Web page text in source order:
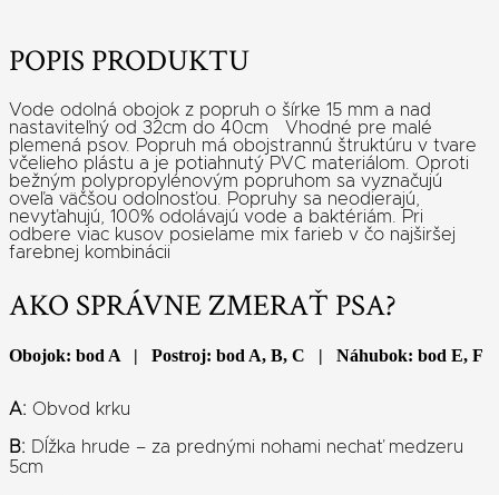
POPIS PRODUKTU
Vode odolná obojok z popruh o šírke 15 mm a nad
nastaviteľný od 32cm do 40cm Vhodné pre malé
plemená psov. Popruh má obojstrannú štruktúru v tvare
včelieho plástu a je potiahnutý PVC materiálom. Oproti
bežným polypropylénovým popruhom sa vyznačujú
oveľa väčšou odolnosťou. Popruhy sa neodierajú,
nevyťahujú, 100% odolávajú vode a baktériám. Pri
odbere viac kusov posielame mix farieb v čo najširšej
farebnej kombinácii
AKO SPRÁVNE ZMERAŤ PSA?
Obojok: bod A | Postroj: bod A, B, C | Náhubok: bod E, F
A: Obvod krku
B: Dĺžka hrude – za prednými nohami nechať medzeru
5cm